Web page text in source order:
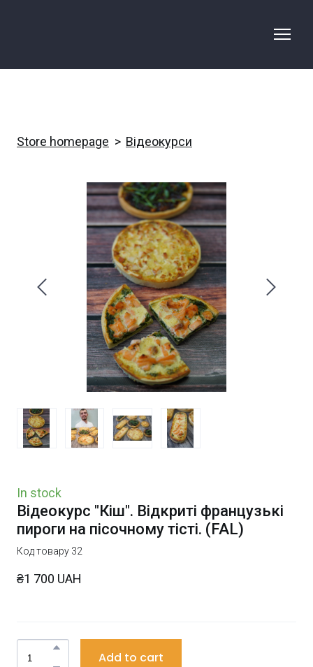
Store homepage Відеокурси
In stock
Відеокурс "Кіш". Відкриті французькі
пироги на пісочному тісті. (FAL)
Код товару 32
₴1 700 UAH
Add to cart